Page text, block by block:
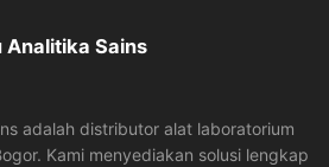
Analitika Sains
adalah distributor alat laboratorium
Kami menyediakan solusi lengkap